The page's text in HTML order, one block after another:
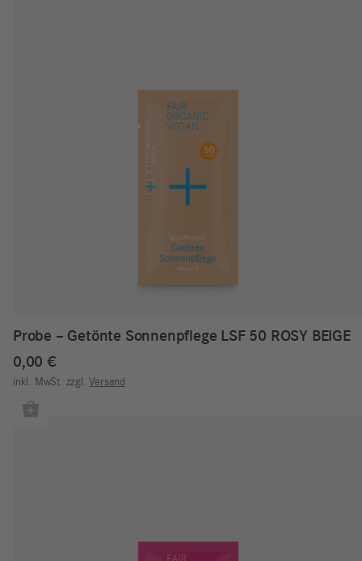
Probe – Getönte Sonnenpflege LSF 50 ROSY BEIGE
0,00 €
inkl. MwSt. zzgl. Versand